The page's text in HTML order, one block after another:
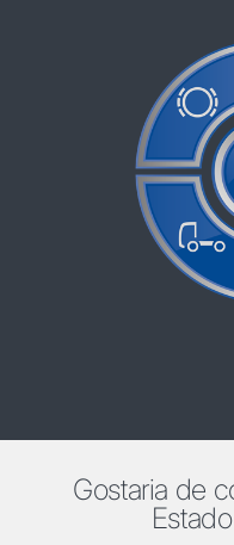
Gostaria de